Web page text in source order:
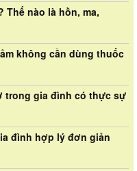
Thế nào là hồn, ma,
không cần dùng thuốc
trong gia đình có thực sự
đình hợp lý đơn giản